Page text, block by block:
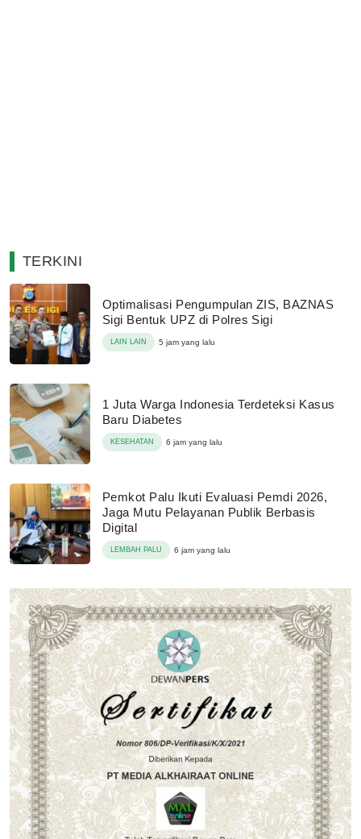
TERKINI
Optimalisasi Pengumpulan ZIS, BAZNAS
Sigi Bentuk UPZ di Polres Sigi
LAIN LAIN 5 jam yang lalu
1 Juta Warga Indonesia Terdeteksi Kasus
Baru Diabetes
KESEHATAN 6 jam yang lalu
Pemkot Palu Ikuti Evaluasi Pemdi 2026,
Jaga Mutu Pelayanan Publik Berbasis
Digital
LEMBAH PALU 6 jam yang lalu